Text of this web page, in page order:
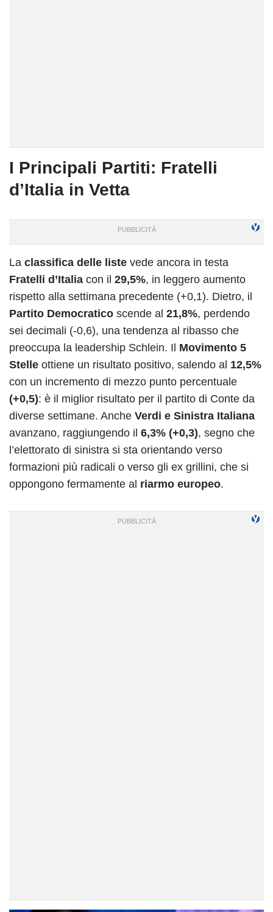
I Principali Partiti: Fratelli
d’Italia in Vetta
La classifica delle liste vede ancora in testa
Fratelli d’Italia con il 29,5%, in leggero aumento
rispetto alla settimana precedente (+0,1). Dietro, il
Partito Democratico scende al 21,8%, perdendo
sei decimali (-0,6), una tendenza al ribasso che
preoccupa la leadership Schlein. Il Movimento 5
Stelle ottiene un risultato positivo, salendo al 12,5%
con un incremento di mezzo punto percentuale
(+0,5): è il miglior risultato per il partito di Conte da
diverse settimane. Anche Verdi e Sinistra Italiana
avanzano, raggiungendo il 6,3% (+0,3), segno che
l’elettorato di sinistra si sta orientando verso
formazioni più radicali o verso gli ex grillini, che si
oppongono fermamente al riarmo europeo.